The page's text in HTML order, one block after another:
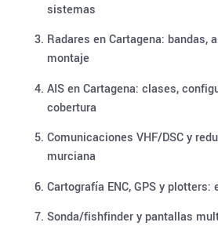
sistemas
Radares en Cartagena: bandas,
montaje
AIS en Cartagena: clases,
cobertura
Comunicaciones VHF/DSC y
murciana
Cartografía ENC, GPS y
Sonda/fishfinder y pantallas